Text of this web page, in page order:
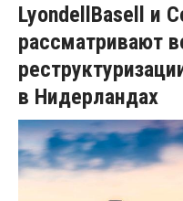
LyondellBasell и
рассматривают
в Нидерландах